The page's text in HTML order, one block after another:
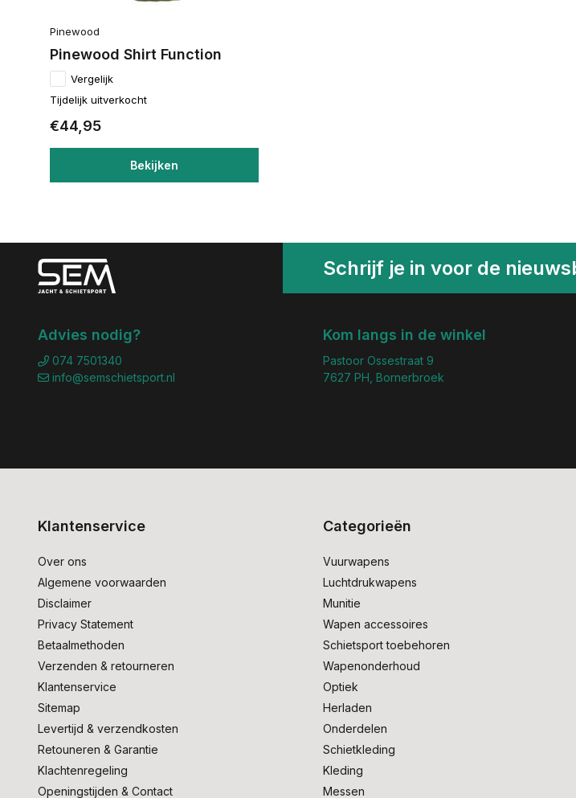
Pinewood
Pinewood Shirt Function
Vergelijk
Tijdelijk uitverkocht
€44,95
Bekijken
Schrijf je in voor de
Advies nodig?
074 7501340
info@semschietsport.nl
Kom langs in de winkel
Pastoor Ossestraat 9
7627 PH, Bornerbroek
Klantenservice
Over ons
Algemene voorwaarden
Disclaimer
Privacy Statement
Betaalmethoden
Verzenden & retourneren
Klantenservice
Sitemap
Levertijd & verzendkosten
Retouneren & Garantie
Klachtenregeling
Openingstijden & Contact
Categorieën
Vuurwapens
Luchtdrukwapens
Munitie
Wapen accessoires
Schietsport toebehoren
Wapenonderhoud
Optiek
Herladen
Onderdelen
Schietkleding
Kleding
Messen